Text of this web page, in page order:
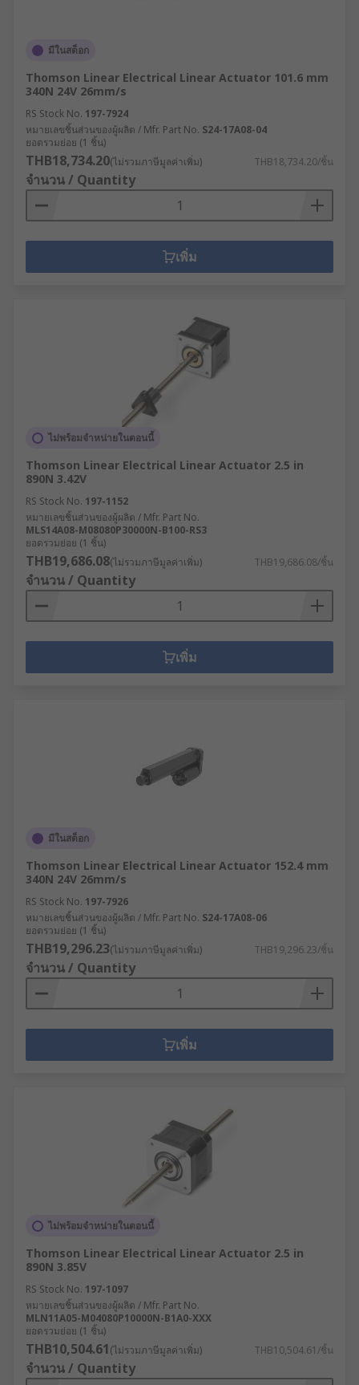
มีในสต็อก
Thomson Linear Electrical Linear Actuator 101.6 mm
340N 24V 26mm/s
RS Stock No. 197-7924
หมายเลขชิ้นส่วนของผู้ผลิต / Mfr. Part No. S24-17A08-04
ยอดรวมย่อย (1 ชิ้น)
THB18,734.20(ไม่รวมภาษีมูลค่าเพิ่ม) THB18,734.20/ชิ้น
จำนวน / Quantity
เพิ่ม
ไม่พร้อมจำหน่ายในตอนนี้
Thomson Linear Electrical Linear Actuator 2.5 in
890N 3.42V
RS Stock No. 197-1152
หมายเลขชิ้นส่วนของผู้ผลิต / Mfr. Part No.
MLS14A08-M08080P30000N-B100-RS3
ยอดรวมย่อย (1 ชิ้น)
THB19,686.08(ไม่รวมภาษีมูลค่าเพิ่ม) THB19,686.08/ชิ้น
จำนวน / Quantity
เพิ่ม
มีในสต็อก
Thomson Linear Electrical Linear Actuator 152.4 mm
340N 24V 26mm/s
RS Stock No. 197-7926
หมายเลขชิ้นส่วนของผู้ผลิต / Mfr. Part No. S24-17A08-06
ยอดรวมย่อย (1 ชิ้น)
THB19,296.23(ไม่รวมภาษีมูลค่าเพิ่ม) THB19,296.23/ชิ้น
จำนวน / Quantity
เพิ่ม
ไม่พร้อมจำหน่ายในตอนนี้
Thomson Linear Electrical Linear Actuator 2.5 in
890N 3.85V
RS Stock No. 197-1097
หมายเลขชิ้นส่วนของผู้ผลิต / Mfr. Part No.
MLN11A05-M04080P10000N-B1A0-XXX
ยอดรวมย่อย (1 ชิ้น)
THB10,504.61(ไม่รวมภาษีมูลค่าเพิ่ม) THB10,504.61/ชิ้น
จำนวน / Quantity